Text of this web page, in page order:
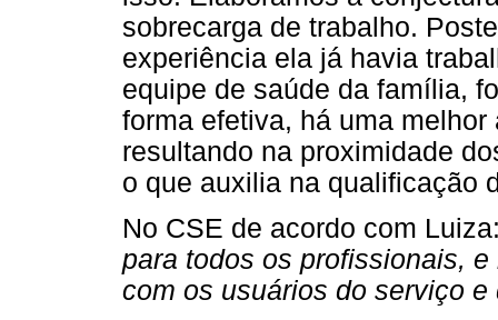
sobrecarga de trabalho.
experiência ela já havia
equipe de saúde da família,
forma efetiva, há uma
resultando na proximidade
o que auxilia na qualificação
No CSE de acordo com
para todos os profissionais,
com os usuários do serviço